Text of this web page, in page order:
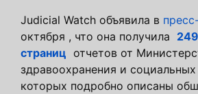
Judicial Watch объявила в
октября , что она получила 249
страниц отчетов от
здравоохранения и
которых подробно описаны